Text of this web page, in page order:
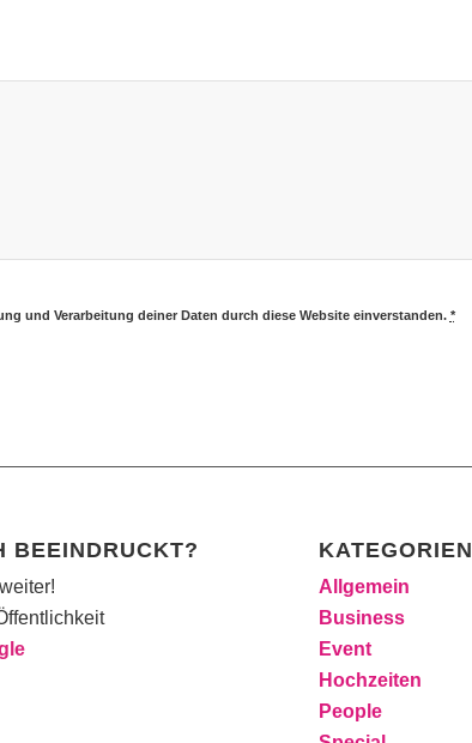
und Verarbeitung deiner Daten durch diese Website einverstanden. *
BEEINDRUCKT? KATEGORIEN
Allgemein
Business
Event
Hochzeiten
People